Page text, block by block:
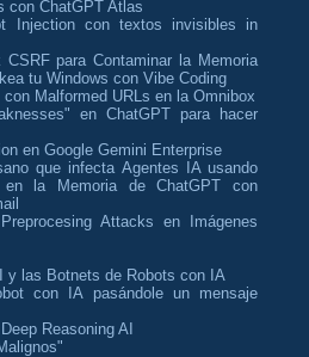
con ChatGPT Atlas
Injection con textos invisibles in
para Contaminar la Memoria
tu Windows con Vibe Coding
Malformed URLs en la Omnibox
en ChatGPT para hacer
en Google Gemini Enterprise
que infecta Agentes IA usando
la Memoria de ChatGPT con
Attacks en Imágenes
y las Botnets de Robots con IA
con IA pasándole un mensaje
Reasoning AI